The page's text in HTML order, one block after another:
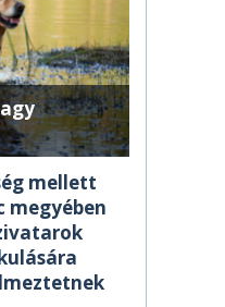
mellett
megyében